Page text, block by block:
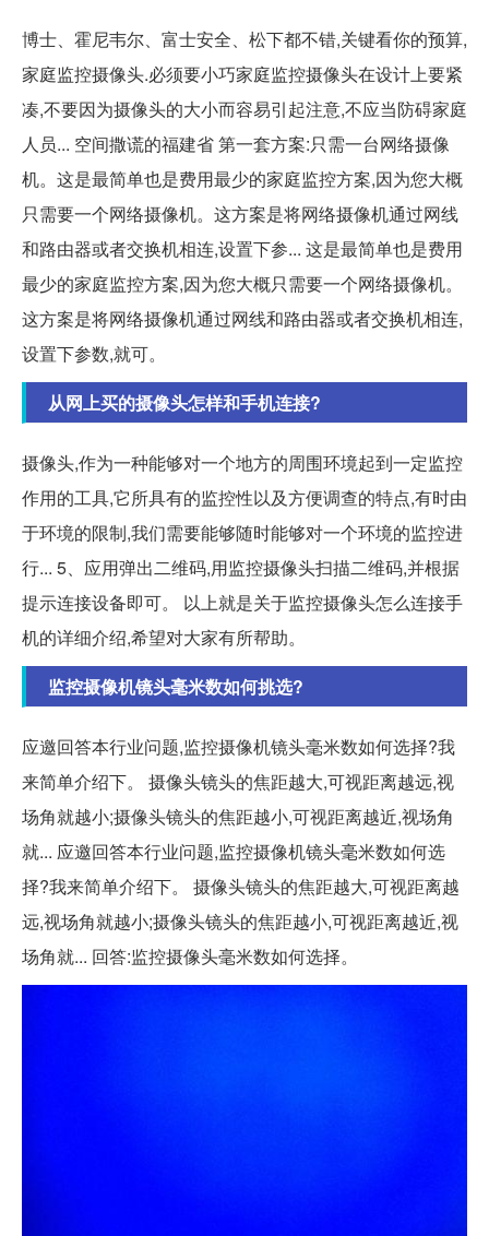
博士、霍尼韦尔、富士安全、松下都不错,关键看你的预算,
家庭监控摄像头.必须要小巧家庭监控摄像头在设计上要紧
凑,不要因为摄像头的大小而容易引起注意,不应当防碍家庭
人员... 空间撒谎的福建省 第一套方案:只需一台网络摄像
机。这是最简单也是费用最少的家庭监控方案,因为您大概
只需要一个网络摄像机。这方案是将网络摄像机通过网线
和路由器或者交换机相连,设置下参... 这是最简单也是费用
最少的家庭监控方案,因为您大概只需要一个网络摄像机。
这方案是将网络摄像机通过网线和路由器或者交换机相连,
设置下参数,就可。
从网上买的摄像头怎样和手机连接?
摄像头,作为一种能够对一个地方的周围环境起到一定监控
作用的工具,它所具有的监控性以及方便调查的特点,有时由
于环境的限制,我们需要能够随时能够对一个环境的监控进
行... 5、应用弹出二维码,用监控摄像头扫描二维码,并根据
提示连接设备即可。 以上就是关于监控摄像头怎么连接手
机的详细介绍,希望对大家有所帮助。
监控摄像机镜头毫米数如何挑选?
应邀回答本行业问题,监控摄像机镜头毫米数如何选择?我
来简单介绍下。 摄像头镜头的焦距越大,可视距离越远,视
场角就越小;摄像头镜头的焦距越小,可视距离越近,视场角
就... 应邀回答本行业问题,监控摄像机镜头毫米数如何选
择?我来简单介绍下。 摄像头镜头的焦距越大,可视距离越
远,视场角就越小;摄像头镜头的焦距越小,可视距离越近,视
场角就... 回答:监控摄像头毫米数如何选择。